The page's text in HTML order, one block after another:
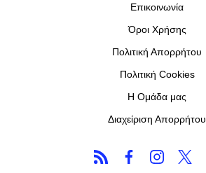
Επικοινωνία
Όροι Χρήσης
Πολιτική Απορρήτου
Πολιτική Cookies
Η Ομάδα μας
Διαχείριση Απορρήτου